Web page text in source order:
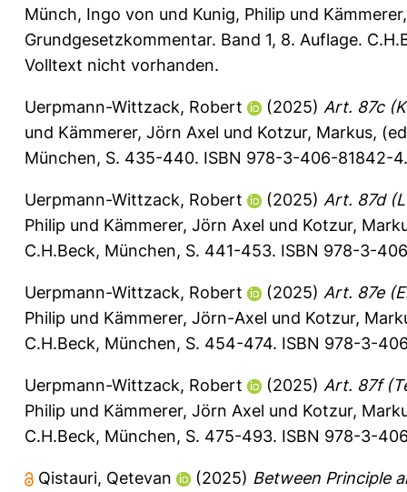
Münch, Ingo von und Kunig, Philip und
Grundgesetzkommentar. Band 1, 8. Auflage.
Volltext nicht vorhanden.
Uerpmann-Wittzack, Robert (2025) Art. 87c
und Kämmerer, Jörn Axel und Kotzur, Markus,
München, S. 435-440. ISBN 978-3-406-81842-
Uerpmann-Wittzack, Robert (2025) Art. 87d
Philip und Kämmerer, Jörn Axel und Kotzur,
C.H.Beck, München, S. 441-453. ISBN 978-3-
Uerpmann-Wittzack, Robert (2025) Art. 87e
Philip und Kämmerer, Jörn-Axel und Kotzur,
C.H.Beck, München, S. 454-474. ISBN 978-3-
Uerpmann-Wittzack, Robert (2025) Art. 87f
Philip und Kämmerer, Jörn Axel und Kotzur,
C.H.Beck, München, S. 475-493. ISBN 978-3-
Qistauri, Qetevan (2025) Between Principle